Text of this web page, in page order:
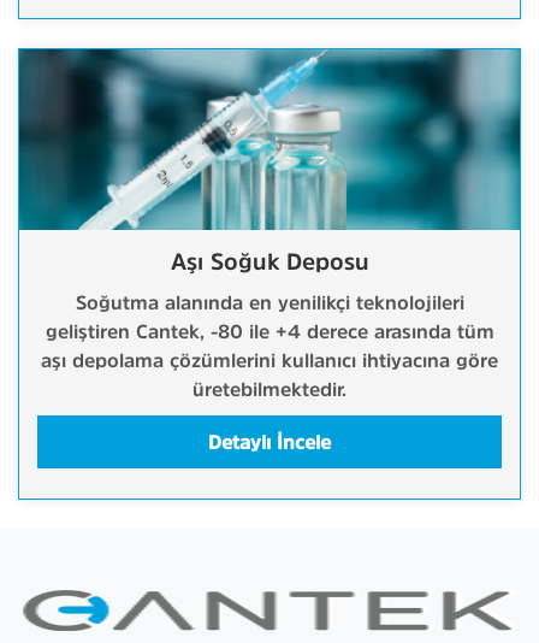
Aşı Soğuk Deposu
Soğutma alanında en yenilikçi teknolojileri
geliştiren Cantek, -80 ile +4 derece arasında tüm
aşı depolama çözümlerini kullanıcı ihtiyacına göre
üretebilmektedir.
Detaylı İncele